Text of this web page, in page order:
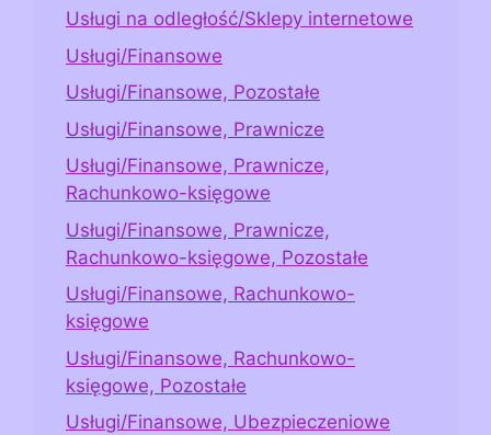
Usługi na odległość/Sklepy internetowe
Usługi/Finansowe
Usługi/Finansowe, Pozostałe
Usługi/Finansowe, Prawnicze
Usługi/Finansowe, Prawnicze,
Rachunkowo-księgowe
Usługi/Finansowe, Prawnicze,
Rachunkowo-księgowe, Pozostałe
Usługi/Finansowe, Rachunkowo-
księgowe
Usługi/Finansowe, Rachunkowo-
księgowe, Pozostałe
Usługi/Finansowe, Ubezpieczeniowe